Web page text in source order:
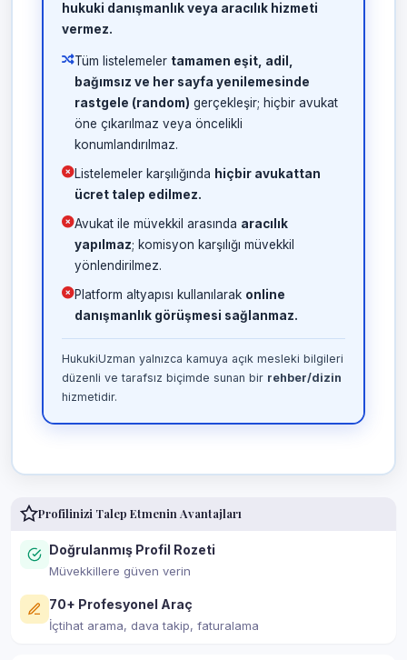
hukuki danışmanlık veya aracılık hizmeti
vermez.
Tüm listelemeler tamamen eşit, adil,
bağımsız ve her sayfa yenilemesinde
rastgele (random) gerçekleşir; hiçbir avukat
öne çıkarılmaz veya öncelikli
konumlandırılmaz.
Listelemeler karşılığında hiçbir avukattan
ücret talep edilmez.
Avukat ile müvekkil arasında aracılık
yapılmaz; komisyon karşılığı müvekkil
yönlendirilmez.
Platform altyapısı kullanılarak online
danışmanlık görüşmesi sağlanmaz.
HukukiUzman yalnızca kamuya açık mesleki bilgileri
düzenli ve tarafsız biçimde sunan bir rehber/dizin
hizmetidir.
Profilinizi Talep Etmenin Avantajları
Doğrulanmış Profil Rozeti
Müvekkillere güven verin
70+ Profesyonel Araç
İçtihat arama, dava takip, faturalama